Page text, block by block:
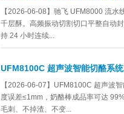
【2026-06-08】驰飞 UFM8000 流
千层酥。高频振动切割切口平整自动
持 24 小时连续...
UFM8100C 超声波智能切酪系
【2026-06-07】UFM8100C 超声波
度误差≤1mm，奶酪棒成品率可达
毛刺、不掉渣、不变...